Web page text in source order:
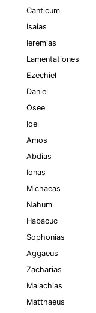
Canticum
Isaias
Ieremias
Lamentationes
Ezechiel
Daniel
Osee
Ioel
Amos
Abdias
Ionas
Michaeas
Nahum
Habacuc
Sophonias
Aggaeus
Zacharias
Malachias
Matthaeus